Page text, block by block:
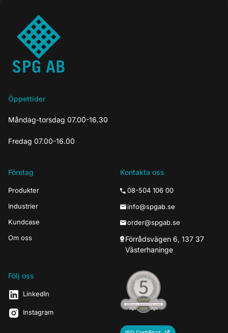
Öppettider
Måndag-torsdag 07.00-16.30
Fredag 07.00-16.00
Företag
Produkter
Industrier
Kundcase
Om oss
Kontakta oss
08-504 106 00
info@spgab.se
order@spgab.se
Förrådsvägen 6, 137 37
Västerhaninge
Följ oss
LinkedIn
Instagram